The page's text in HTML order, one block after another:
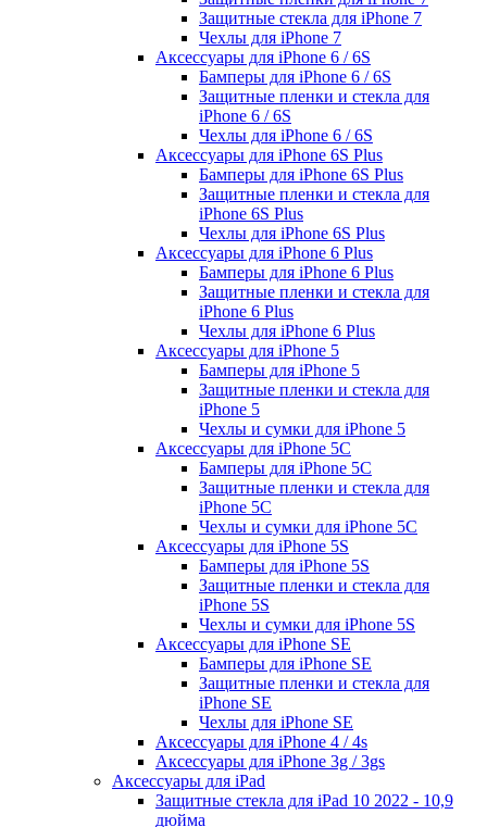
Защитные стекла для iPhone 7
Чехлы для iPhone 7
Аксессуары для iPhone 6 / 6S
Бамперы для iPhone 6 / 6S
Защитные пленки и стекла для
iPhone 6 / 6S
Чехлы для iPhone 6 / 6S
Аксессуары для iPhone 6S Plus
Бамперы для iPhone 6S Plus
Защитные пленки и стекла для
iPhone 6S Plus
Чехлы для iPhone 6S Plus
Аксессуары для iPhone 6 Plus
Бамперы для iPhone 6 Plus
Защитные пленки и стекла для
iPhone 6 Plus
Чехлы для iPhone 6 Plus
Аксессуары для iPhone 5
Бамперы для iPhone 5
Защитные пленки и стекла для
iPhone 5
Чехлы и сумки для iPhone 5
Аксессуары для iPhone 5C
Бамперы для iPhone 5C
Защитные пленки и стекла для
iPhone 5C
Чехлы и сумки для iPhone 5C
Аксессуары для iPhone 5S
Бамперы для iPhone 5S
Защитные пленки и стекла для
iPhone 5S
Чехлы и сумки для iPhone 5S
Аксессуары для iPhone SE
Бамперы для iPhone SE
Защитные пленки и стекла для
iPhone SE
Чехлы для iPhone SE
Аксессуары для iPhone 4 / 4s
Аксессуары для iPhone 3g / 3gs
Аксессуары для iPad
Защитные стекла для iPad 10 2022 - 10,9
дюйма